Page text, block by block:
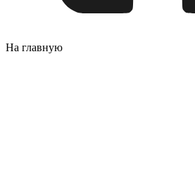
На главную